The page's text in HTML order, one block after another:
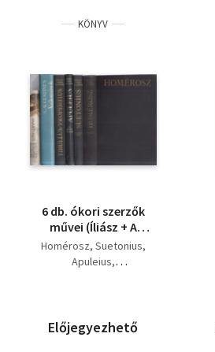
KÖNYV
6 db. ókori szerzők
művei (Íliász + A
caesarok élete + Az
aranyszamár +
ringyók, pojácák)
Homérosz Suetonius
Apuleius
Előjegyezhető